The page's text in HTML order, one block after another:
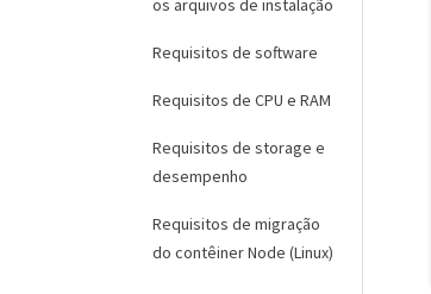
os arquivos de instalação
Requisitos de software
Requisitos de CPU e RAM
Requisitos de storage e
desempenho
Requisitos de migração
do contêiner Node (Linux)